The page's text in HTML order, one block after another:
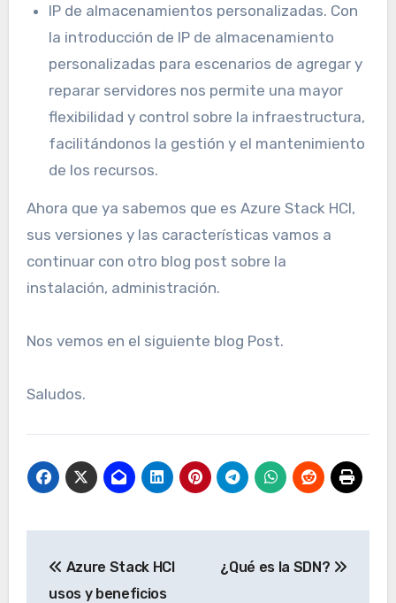
IP de almacenamientos personalizadas. Con
la introducción de IP de almacenamiento
personalizadas para escenarios de agregar y
reparar servidores nos permite una mayor
flexibilidad y control sobre la infraestructura,
facilitándonos la gestión y el mantenimiento
de los recursos.
Ahora que ya sabemos que es Azure Stack HCI,
sus versiones y las características vamos a
continuar con otro blog post sobre la
instalación, administración.
Nos vemos en el siguiente blog Post.
Saludos.
de
Azure Stack HCI
usos y beneficios
¿Qué es la SDN?